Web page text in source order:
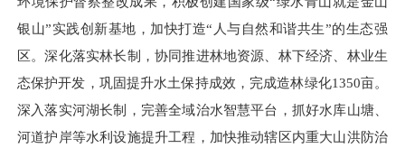
银山”实践创新基地，加快打造“人与自然和谐共生”的生态强
区。深化落实林长制，协同推进林地资源、林下经济、林业生
态保护开发，巩固提升水土保持成效，完成造林绿化1350亩。
深入落实河湖长制，完善全域治水智慧平台，抓好水库山塘、
河道护岸等水利设施提升工程，加快推动辖区内重大山洪防治